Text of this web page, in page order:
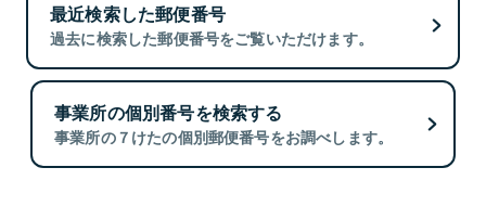
最近検索した郵便番号
過去に検索した郵便番号をご覧いただけます。
事業所の個別番号を検索する
事業所の７けたの個別郵便番号をお調べします。